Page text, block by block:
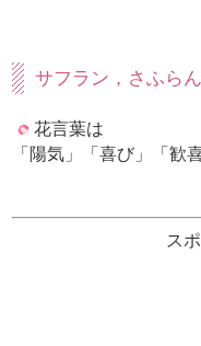
サフラン，さふらん
花言葉は
「陽気」「喜び」「歓
ス